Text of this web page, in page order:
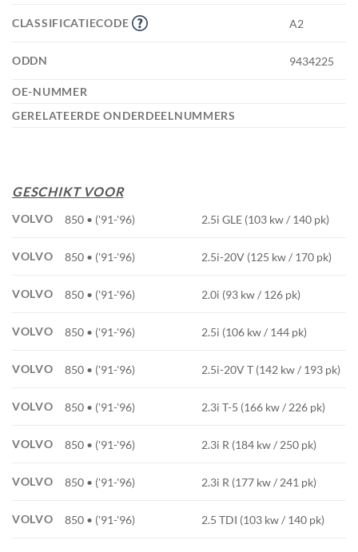
CLASSIFICATIECODE A2
ODDN 9434225
OE-NUMMER
GERELATEERDE ONDERDEELNUMMERS
GESCHIKT VOOR
VOLVO 850 • ('91-'96) 2.5i GLE (103 kw / 140 pk)
VOLVO 850 • ('91-'96) 2.5i-20V (125 kw / 170 pk)
VOLVO 850 • ('91-'96) 2.0i (93 kw / 126 pk)
VOLVO 850 • ('91-'96) 2.5i (106 kw / 144 pk)
VOLVO 850 • ('91-'96) 2.5i-20V T (142 kw / 193 pk)
VOLVO 850 • ('91-'96) 2.3i T-5 (166 kw / 226 pk)
VOLVO 850 • ('91-'96) 2.3i R (184 kw / 250 pk)
VOLVO 850 • ('91-'96) 2.3i R (177 kw / 241 pk)
VOLVO 850 • ('91-'96) 2.5 TDI (103 kw / 140 pk)